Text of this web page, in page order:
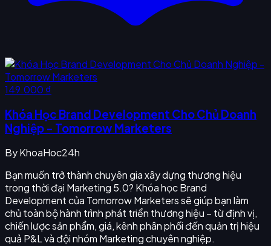
149.000 ₫
Khóa Học Brand Development Cho Chủ Doanh
Nghiệp - Tomorrow Marketers
ByKhoaHoc24h
Bạn muốn trở thành chuyên gia xây dựng thương hiệu
trong thời đại Marketing 5.0? Khóa học Brand
Development của Tomorrow Marketers sẽ giúp bạn làm
chủ toàn bộ hành trình phát triển thương hiệu – từ định vị,
chiến lược sản phẩm, giá, kênh phân phối đến quản trị hiệu
quả P&L và đội nhóm Marketing chuyên nghiệp.